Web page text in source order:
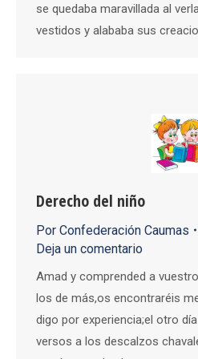
se quedaba maravillada al
vestidos y alababa sus
Derecho del niño
Por Confederación Caumas
Deja un comentario
Amad y comprended a
los de más,os encontraréis
digo por experiencia;el otro
versos a los descalzos